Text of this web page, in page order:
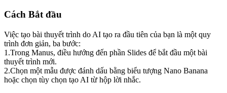
Cách Bắt đầu
Việc tạo bài thuyết trình do AI tạo ra đầu tiên của bạn là một quy
trình đơn giản, ba bước:
1 .Trong Manus, điều hướng đến phần Slides để bắt đầu một bài
thuyết trình mới.
2.Chọn một mẫu được đánh dấu bằng biểu tượng Nano Banana
hoặc chọn tùy chọn tạo AI từ hộp lời nhắc.